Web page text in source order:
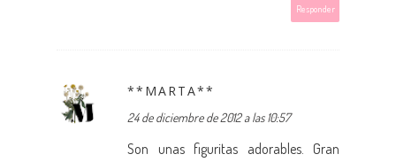
Responder
**MARTA**
24 de diciembre de 2012 a las 10:57
Son unas figuritas adorables. Gran